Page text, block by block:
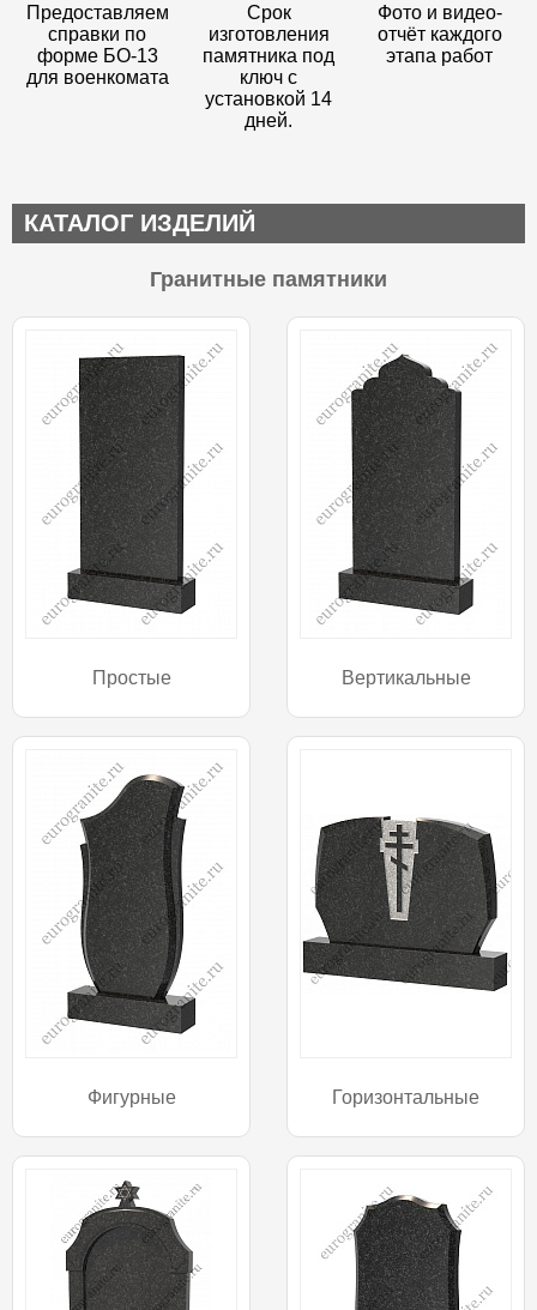
Предоставляем
справки по
форме БО-13
для военкомата
Срок
изготовления
памятника под
ключ с
установкой 14
дней.
Фото и видео-
отчёт каждого
этапа работ
КАТАЛОГ ИЗДЕЛИЙ
Гранитные памятники
Простые Вертикальные
Фигурные Горизонтальные